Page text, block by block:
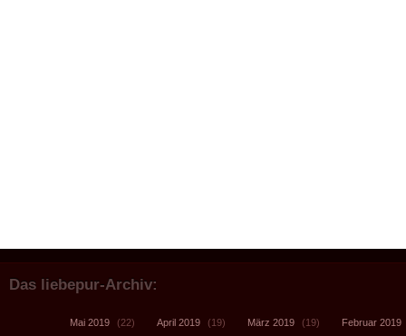
Das liebepur-Archiv:
Mai 2019 (22) April 2019 (19) März 2019 (19) Februar 2019